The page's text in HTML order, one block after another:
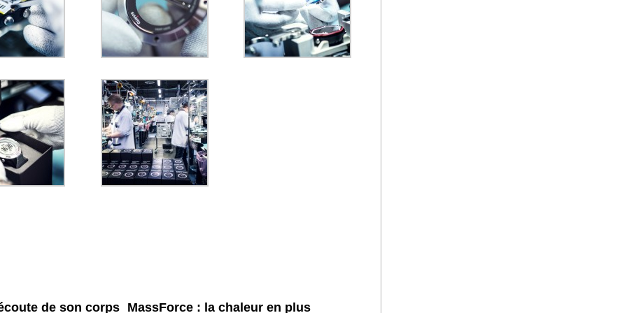
de son corps MassForce : la chaleur en plus